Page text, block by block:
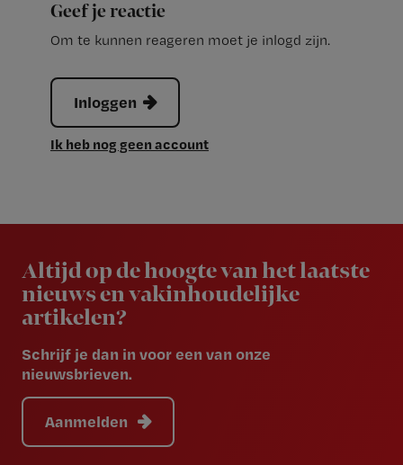
Geef je reactie
Om te kunnen reageren moet je inlogd zijn.
Inloggen
Ik heb nog geen account
Altijd op de hoogte van het laatste
nieuws en vakinhoudelijke
artikelen?
Schrijf je dan in voor een van onze
nieuwsbrieven.
Aanmelden